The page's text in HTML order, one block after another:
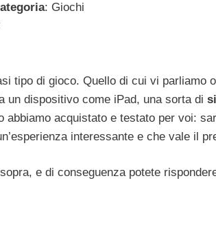
: Giochi
tipo di gioco. Quello di cui vi parliamo
un dispositivo come iPad, una sorta di
abbiamo acquistato e testato per voi:
interessante e che vale il
e di conseguenza potete